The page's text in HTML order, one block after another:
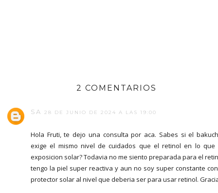
2 COMENTARIOS
SA 28 DE JUNIO DE 2024 A LAS 19:00
Hola Fruti, te dejo una consulta por aca. Sabes si el
exige el mismo nivel de cuidados que el retinol en lo que
exposicion solar? Todavia no me siento preparada para el
tengo la piel super reactiva y aun no soy super constante
protector solar al nivel que deberia ser para usar retinol.